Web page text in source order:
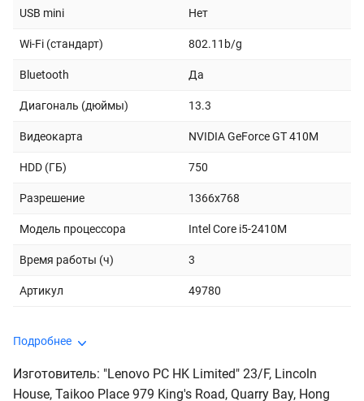
USB mini Нет
Wi-Fi (стандарт) 802.11b/g
Bluetooth Да
Диагональ (дюймы) 13.3
Видеокарта NVIDIA GeForce GT 410M
HDD (ГБ) 750
Разрешение 1366x768
Модель процессора Intel Core i5-2410M
Время работы (ч) 3
Артикул 49780
Подробнее
Изготовитель: "Lenovo PC HK Limited" 23/F, Lincoln
House, Taikoo Place 979 King's Road, Quarry Bay, Hong